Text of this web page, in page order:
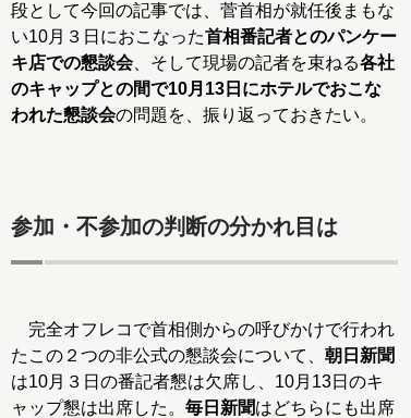
段として今回の記事では、菅首相が就任後まもな
い10月３日におこなった首相番記者とのパンケー
キ店での懇談会、そして現場の記者を束ねる各社
のキャップとの間で10月13日にホテルでおこな
われた懇談会の問題を、振り返っておきたい。
参加・不参加の判断の分かれ目は
完全オフレコで首相側からの呼びかけで行われ
たこの２つの非公式の懇談会について、 朝日新聞
は10月３日の番記者懇は欠席し、10月13日のキ
ャップ懇は出席した。 毎日新聞はどちらにも出席